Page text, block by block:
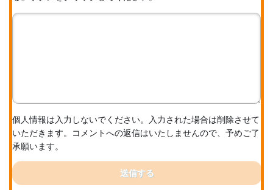
個人情報は入力しないでください。入力された場合は削除させて
いただきます。コメントへの返信はいたしませんので、予めご了
承願います。
送信する